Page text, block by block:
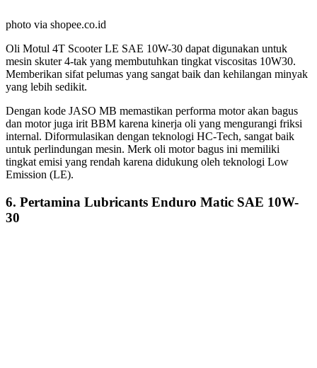
photo via shopee.co.id
Oli Motul 4T Scooter LE SAE 10W-30 dapat digunakan untuk
mesin skuter 4-tak yang membutuhkan tingkat viscositas 10W30.
Memberikan sifat pelumas yang sangat baik dan kehilangan minyak
yang lebih sedikit.
Dengan kode JASO MB memastikan performa motor akan bagus
dan motor juga irit BBM karena kinerja oli yang mengurangi friksi
internal. Diformulasikan dengan teknologi HC-Tech, sangat baik
untuk perlindungan mesin. Merk oli motor bagus ini memiliki
tingkat emisi yang rendah karena didukung oleh teknologi Low
Emission (LE).
6. Pertamina Lubricants Enduro Matic SAE 10W-
30